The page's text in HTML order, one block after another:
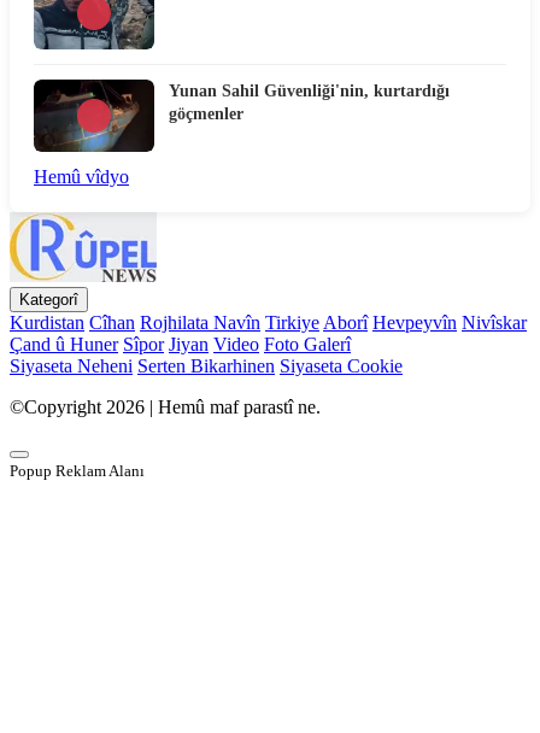
Yunan Sahil Güvenliği'nin, kurtardığı
göçmenler
Hemû vîdyo
Kategorî
Kurdistan Cîhan Rojhilata Navîn TirkiyeAborî Hevpeyvîn Nivîskar
Çand û Huner Sîpor Jiyan Video Foto Galerî
Siyaseta Neheni Serten Bikarhinen Siyaseta Cookie
©Copyright 2026 | Hemû maf parastî ne.
Popup Reklam Alanı